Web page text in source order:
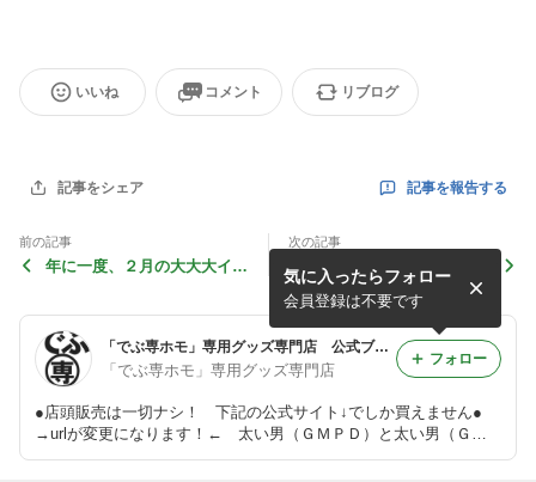
いいね コメント リブログ
記事をシェア 記事を報告する
前の記事
年に一度、２月の大大大イベ
次の記事
デブ専系ナイトで活躍する
（笑）グッズの、画像
「でぶ専ホモ」専用グッズ専門店 公式ブログ
「でぶ専ホモ」専用グッズ専門店
●店頭販売は一切ナシ！ 下記の公式サイト↓でしか買えません●
→urlが変更になります！← 太い男（ＧＭＰＤ）と太い男（ＧＭ
ＰＤが好きな男のための店。デブ専ゲイと細専デブ向けオリジナル
気に入ったらフォロー
会員登録は不要です
フォロー